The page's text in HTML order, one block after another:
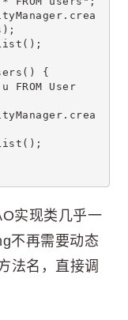
{
User
实现类几乎一
不再需要动态
法名，直接调